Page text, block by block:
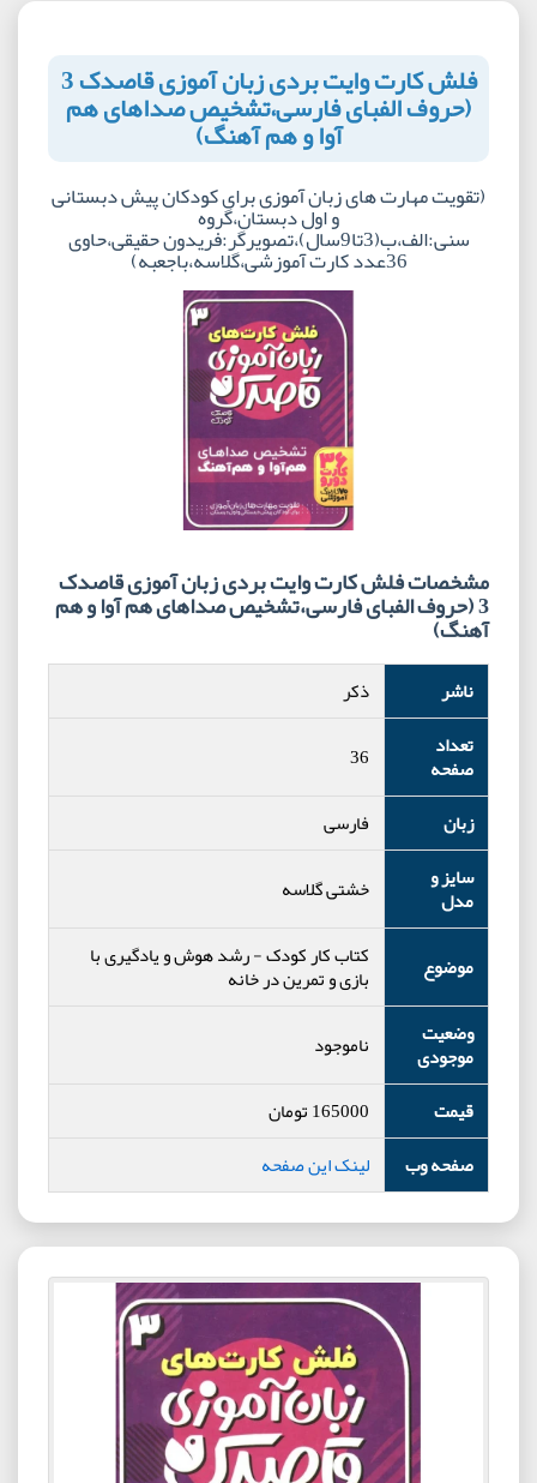
فلش کارت وایت بردی زبان آموزی قاصدک 3
(حروف الفبای فارسی،تشخیص صداهای هم
آوا و هم آهنگ)
(تقویت مهارت های زبان آموزی برای کودکان پیش دبستانی
و اول دبستان،گروه
سنی:الف،ب(3تا9سال)،تصویرگر:فریدون حقیقی،حاوی
36عدد کارت آموزشی،گلاسه،باجعبه)
مشخصات فلش کارت وایت بردی زبان آموزی قاصدک
3 (حروف الفبای فارسی،تشخیص صداهای هم آوا و هم
آهنگ)
ناشر
ذکر
تعداد
صفحه
36
زبان
فارسی
سایز و
مدل خشتی گلاسه
موضوع کتاب کار کودک-رشد هوش و یادگیری با
بازی و تمرین در خانه
وضعیت
موجودی
ناموجود
قیمت
165000تومان
صفحه وب
لینک این صفحه